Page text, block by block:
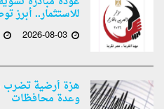
للاستثمار.. أبرز
2026-08-03
هزة أرضية تضرب
وعدة محافظات